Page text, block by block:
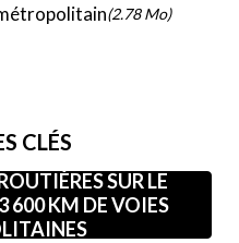
(2.78 Mo)
CLÉS
SUR LE
600 KM DE VOIES